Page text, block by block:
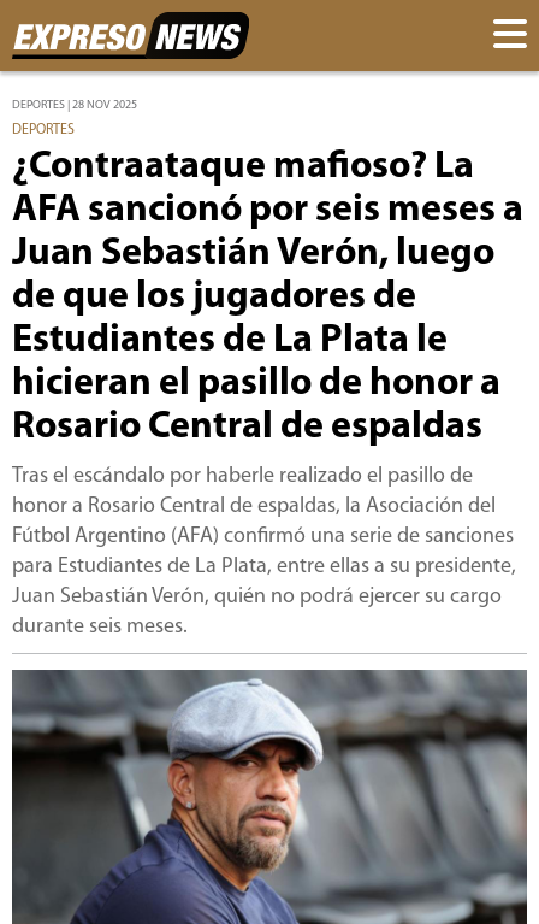
DEPORTES | 28 NOV 2025
DEPORTES
¿Contraataque mafioso? La
AFA sancionó por seis meses a
Juan Sebastián Verón, luego
de que los jugadores de
Estudiantes de La Plata le
hicieran el pasillo de honor a
Rosario Central de espaldas
Tras el escándalo por haberle realizado el pasillo de
honor a Rosario Central de espaldas, la Asociación del
Fútbol Argentino (AFA) confirmó una serie de sanciones
para Estudiantes de La Plata, entre ellas a su presidente,
Juan Sebastián Verón, quién no podrá ejercer su cargo
durante seis meses.